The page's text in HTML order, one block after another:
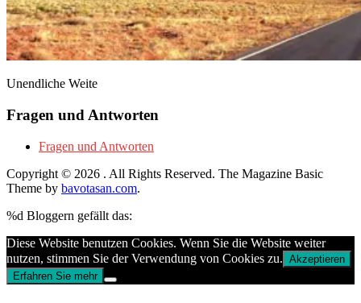
Unendliche Weite
Fragen und Antworten
Fragen und Antworten
Copyright © 2026 . All Rights Reserved. The Magazine Basic
Theme by bavotasan.com.
%d Bloggern gefällt das:
Diese Website benutzen Cookies. Wenn Sie die Website weiter
nutzen, stimmen Sie der Verwendung von Cookies zu. Akzeptieren
Erfahren Sie mehr